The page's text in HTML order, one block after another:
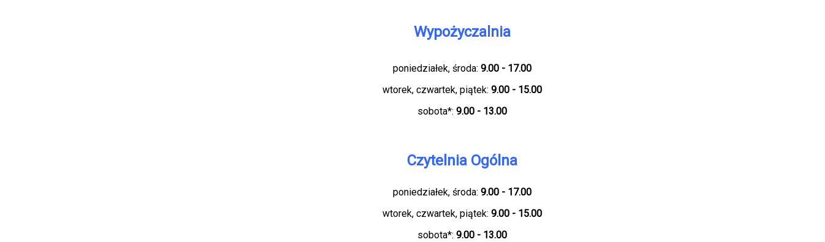
Wypożyczalnia
poniedziałek, środa: 9.00 - 17.00
wtorek, czwartek, piątek: 9.00 - 15.00
sobota*: 9.00 - 13.00
Czytelnia Ogólna
poniedziałek, środa: 9.00 - 17.00
wtorek, czwartek, piątek: 9.00 - 15.00
sobota*: 9.00 - 13.00